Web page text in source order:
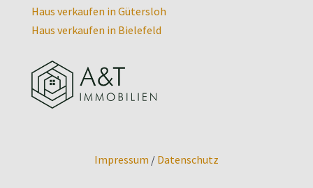
Haus verkaufen in Gütersloh
Haus verkaufen in Bielefeld
Impressum / Datenschutz